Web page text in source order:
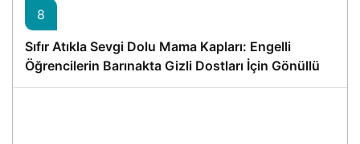
8
Sıfır Atıkla Sevgi Dolu Mama Kapları: Engelli
Öğrencilerin Barınakta Gizli Dostları İçin Gönüllü
Proje